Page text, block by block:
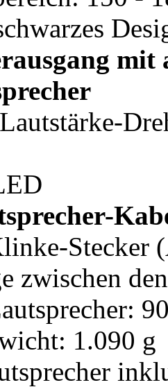
mit
Stecker
zwischen
1.090 g